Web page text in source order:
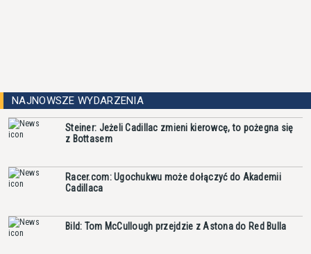
NAJNOWSZE WYDARZENIA
Steiner: Jeżeli Cadillac zmieni kierowcę, to pożegna się
z Bottasem
Racer.com: Ugochukwu może dołączyć do Akademii
Cadillaca
Bild: Tom McCullough przejdzie z Astona do Red Bulla